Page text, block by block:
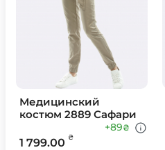
Медицинский
костюм 2889 Сафари
1 799.00 ₴
+89₴